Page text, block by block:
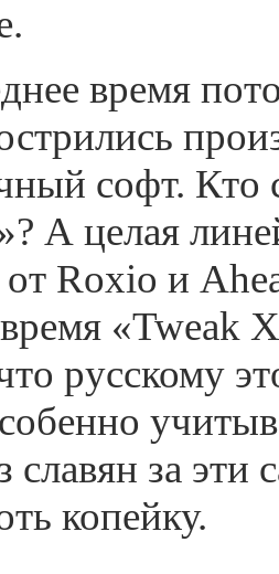
время
софт. Кто
А целая
Roxio и
«Tweak
русскому
славян за
копейку.